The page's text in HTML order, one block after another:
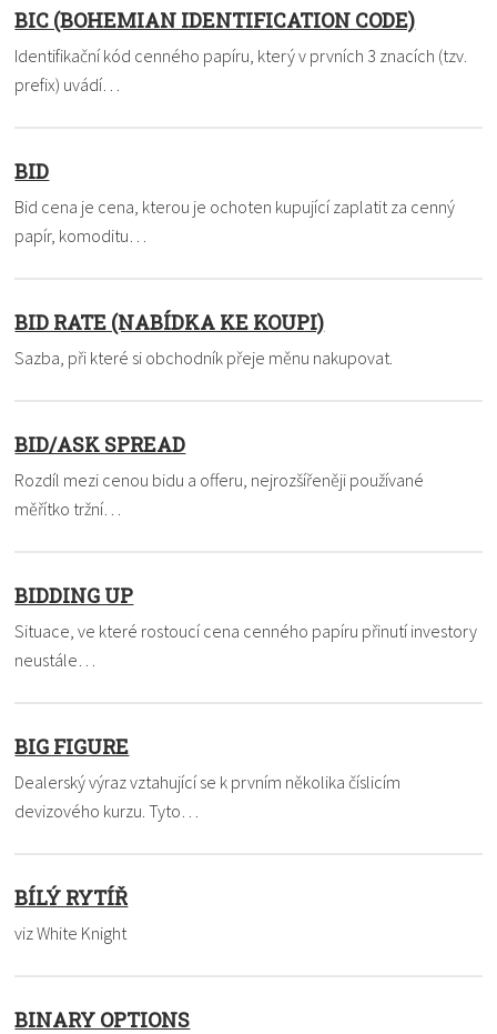
BIC (BOHEMIAN IDENTIFICATION CODE)
Identifikační kód cenného papíru, který v prvních 3 znacích (tzv.
prefix) uvádí…
BID
Bid cena je cena, kterou je ochoten kupující zaplatit za cenný
papír, komoditu…
BID RATE (NABÍDKA KE KOUPI)
Sazba, při které si obchodník přeje měnu nakupovat.
BID/ASK SPREAD
Rozdíl mezi cenou bidu a offeru, nejrozšířeněji používané
měřítko tržní…
BIDDING UP
Situace, ve které rostoucí cena cenného papíru přinutí investory
neustále…
BIG FIGURE
Dealerský výraz vztahující se k prvním několika číslicím
devizového kurzu. Tyto…
BÍLÝ RYTÍŘ
viz White Knight
BINARY OPTIONS